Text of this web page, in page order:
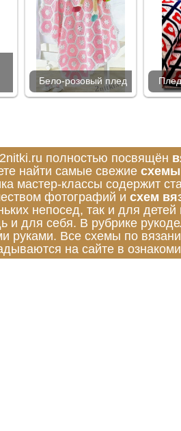
Бело-розовый плед
полностью посвящён
найти самые свежие схемы
мастер-классы содержит
фотографий и схем
непосед, так и для
и для себя. В рубрике
руками. Все схемы по
на сайте в